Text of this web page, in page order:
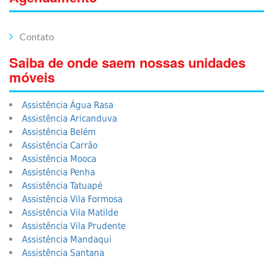
Contato
Saiba de onde saem nossas unidades
móveis
Assistência Água Rasa
Assistência Aricanduva
Assistência Belém
Assistência Carrão
Assistência Mooca
Assistência Penha
Assistência Tatuapé
Assistência Vila Formosa
Assistência Vila Matilde
Assistência Vila Prudente
Assistência Mandaqui
Assistência Santana